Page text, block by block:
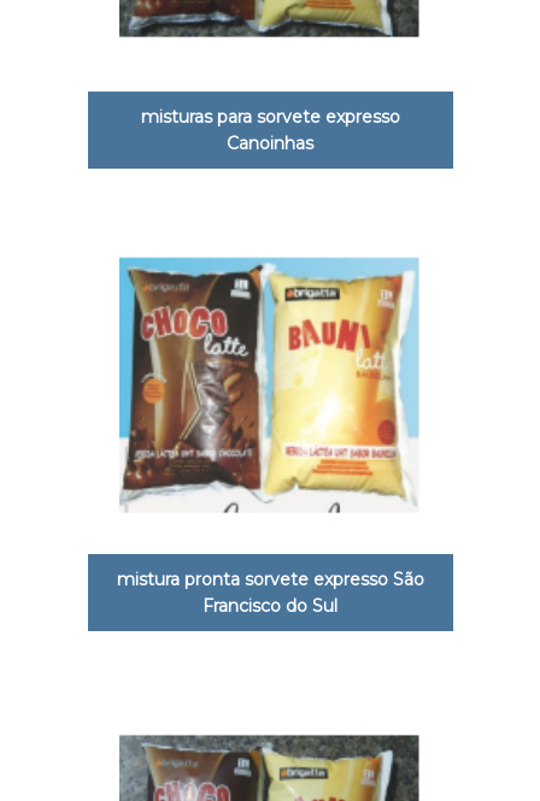
misturas para sorvete expresso
Canoinhas
mistura pronta sorvete expresso São
Francisco do Sul